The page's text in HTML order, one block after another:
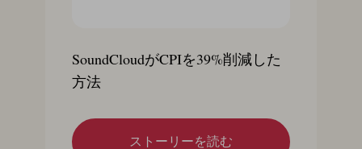
SoundCloudがCPIを39%削減した
方法
ストーリーを読む